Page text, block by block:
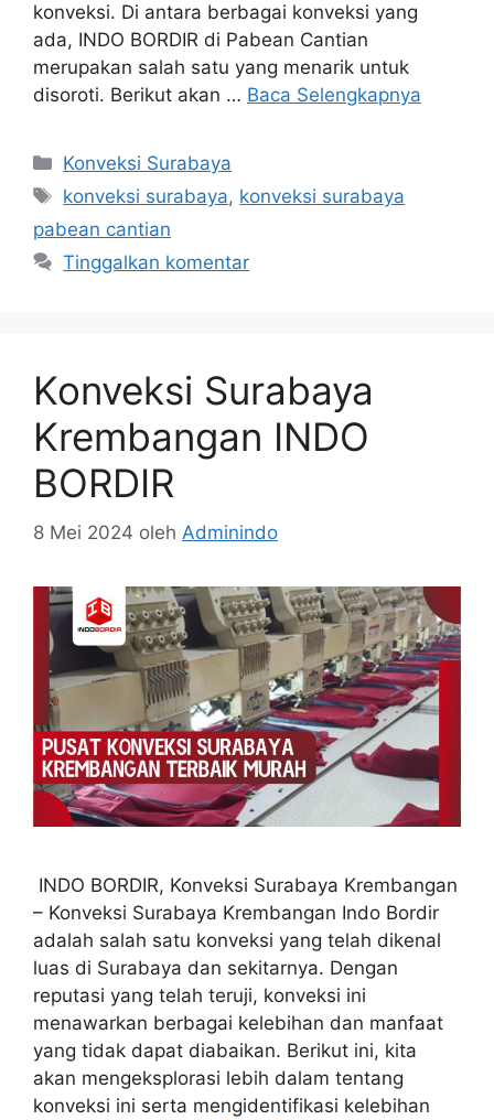
konveksi. Di antara berbagai konveksi yang
ada, INDO BORDIR di Pabean Cantian
merupakan salah satu yang menarik untuk
disoroti. Berikut akan … Baca Selengkapnya
Kategori
Konveksi Surabaya
Tag
konveksi surabaya, konveksi surabaya
pabean cantian
Tinggalkan komentar
Konveksi Surabaya
Krembangan INDO
BORDIR
8 Mei 2024 oleh Adminindo
INDO BORDIR, Konveksi Surabaya Krembangan
– Konveksi Surabaya Krembangan Indo Bordir
adalah salah satu konveksi yang telah dikenal
luas di Surabaya dan sekitarnya. Dengan
reputasi yang telah teruji, konveksi ini
menawarkan berbagai kelebihan dan manfaat
yang tidak dapat diabaikan. Berikut ini, kita
akan mengeksplorasi lebih dalam tentang
konveksi ini serta mengidentifikasi kelebihan